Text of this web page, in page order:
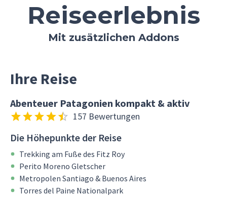
Reiseerlebnis
Mit zusätzlichen Addons
Ihre Reise
Abenteuer Patagonien kompakt & aktiv
157 Bewertungen
Die Höhepunkte der Reise
Trekking am Fuße des Fitz Roy
Perito Moreno Gletscher
Metropolen Santiago & Buenos Aires
Torres del Paine Nationalpark